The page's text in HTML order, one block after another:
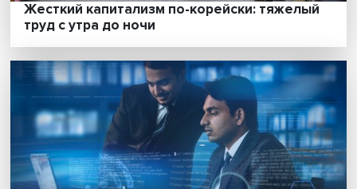
Жизнь после Глазго: «смычка экономики с
климатом окончательно оформилась»